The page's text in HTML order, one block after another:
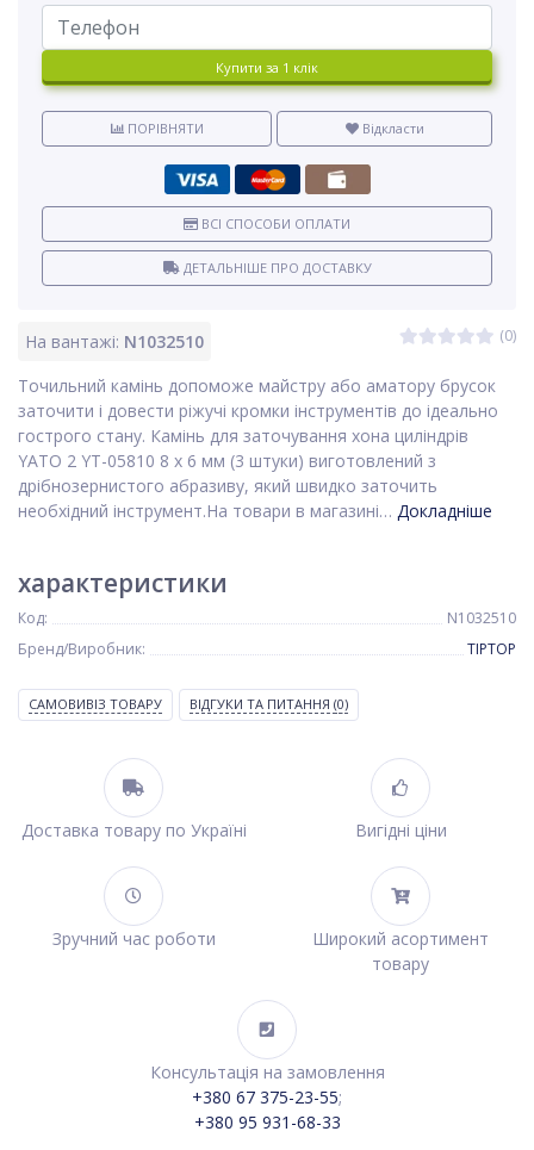
На вантажі: N1032510 (0)
Точильний камінь допоможе майстру або аматору брусок
заточити і довести ріжучі кромки інструментів до ідеально
гострого стану. Камінь для заточування хона циліндрів
YATO 2 YT-05810 8 х 6 мм (3 штуки) виготовлений з
дрібнозернистого абразиву, який швидко заточить
необхідний інструмент.На товари в магазині… Докладніше
Купити за 1 клiк
ПОРІВНЯТИ Відкласти
ВСІ СПОСОБИ ОПЛАТИ
ДЕТАЛЬНІШЕ ПРО ДОСТАВКУ
характеристики
Код:
N1032510
Бренд/Виробник:
TIPTOP
САМОВИВІЗ ТОВАРУ ВІДГУКИ ТА ПИТАННЯ (0)
Доставка товару по Україні Вигідні ціни
Зручний час роботи
Широкий асортимент
товару
Консультація на замовлення
+380 67 375-23-55;
+380 95 931-68-33